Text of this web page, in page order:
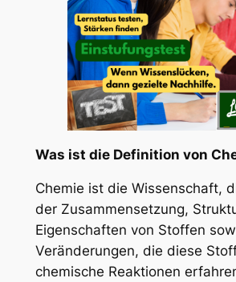
Was ist die Definition von
Chemie ist die Wissenschaft,
der Zusammensetzung,
Eigenschaften von Stoffen
Veränderungen, die diese
chemische Reaktionen